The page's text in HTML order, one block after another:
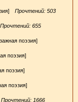
Прочтений: 503
Прочтений: 655
поэзия]
поэзия]
поэзия]
поэзия]
Прочтений: 1666